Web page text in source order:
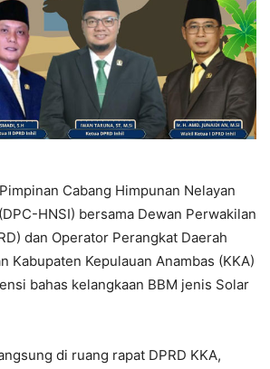
Cabang Himpunan Nelayan
HNSI) bersama Dewan Perwakilan
dan Operator Perangkat Daerah
Kabupaten Kepulauan Anambas (KKA)
bahas kelangkaan BBM jenis Solar
di ruang rapat DPRD KKA,